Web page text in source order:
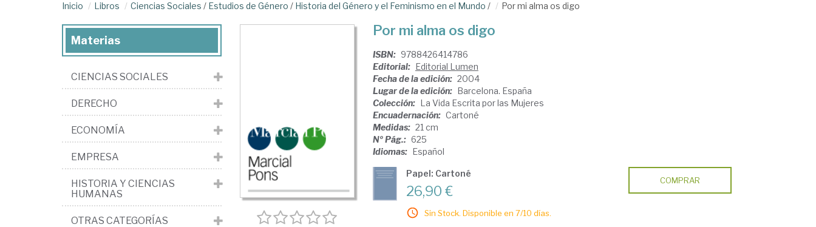
Inicio Libros Ciencias Sociales / Estudios de Género / Historia del Género y el Feminismo en el Mundo / Por mi alma os digo
Por mi alma os digo
ISBN: 9788426414786
Editorial: Editorial Lumen
Fecha de la edición: 2004
Lugar de la edición: Barcelona. España
Colección: La Vida Escrita por las Mujeres
Encuadernación: Cartoné
Medidas: 21 cm
Nº Pág.: 625
Idiomas: Español
Papel: Cartoné
26,90 €
Sin Stock. Disponible en 7/10 días.
COMPRAR
Materias
CIENCIAS SOCIALES
DERECHO
ECONOMÍA
EMPRESA
HISTORIA Y CIENCIAS
HUMANAS
OTRAS CATEGORÍAS